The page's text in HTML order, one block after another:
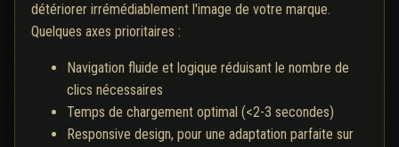
détériorer irrémédiablement l'image de votre marque.
Quelques axes prioritaires :
Navigation fluide et logique réduisant le nombre de
clics nécessaires
Temps de chargement optimal (<2-3 secondes)
Responsive design, pour une adaptation parfaite sur